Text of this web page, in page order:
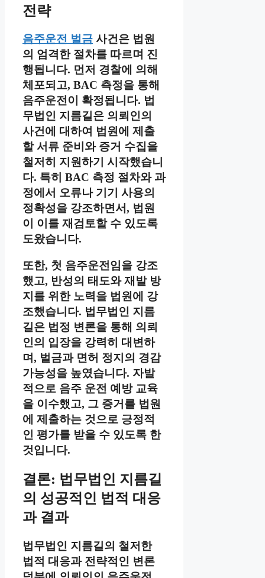
전략
음주운전 벌금 사건은 법원
의 엄격한 절차를 따르며 진
행됩니다. 먼저 경찰에 의해
체포되고, BAC 측정을 통해
음주운전이 확정됩니다. 법
무법인 지름길은 의뢰인의
사건에 대하여 법원에 제출
할 서류 준비와 증거 수집을
철저히 지원하기 시작했습니
다. 특히 BAC 측정 절차와 과
정에서 오류나 기기 사용의
정확성을 강조하면서, 법원
이 이를 재검토할 수 있도록
도왔습니다.
또한, 첫 음주운전임을 강조
했고, 반성의 태도와 재발 방
지를 위한 노력을 법원에 강
조했습니다. 법무법인 지름
길은 법정 변론을 통해 의뢰
인의 입장을 강력히 대변하
며, 벌금과 면허 정지의 경감
가능성을 높였습니다. 자발
적으로 음주 운전 예방 교육
을 이수했고, 그 증거를 법원
에 제출하는 것으로 긍정적
인 평가를 받을 수 있도록 한
것입니다.
결론: 법무법인 지름길
의 성공적인 법적 대응
과 결과
법무법인 지름길의 철저한
법적 대응과 전략적인 변론